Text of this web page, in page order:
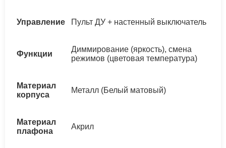
Управление Пульт ДУ + настенный выключатель
Функции
Диммирование (яркость), смена
режимов (цветовая температура)
Материал
корпуса
Металл (Белый матовый)
Материал
плафона
Акрил